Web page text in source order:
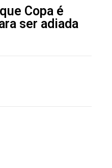
Copa é
ser adiada